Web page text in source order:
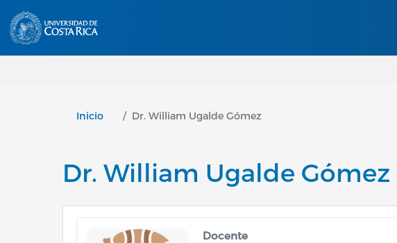
Inicio Dr. William Ugalde Gómez
Dr. William Ugalde Gómez
Image Docente